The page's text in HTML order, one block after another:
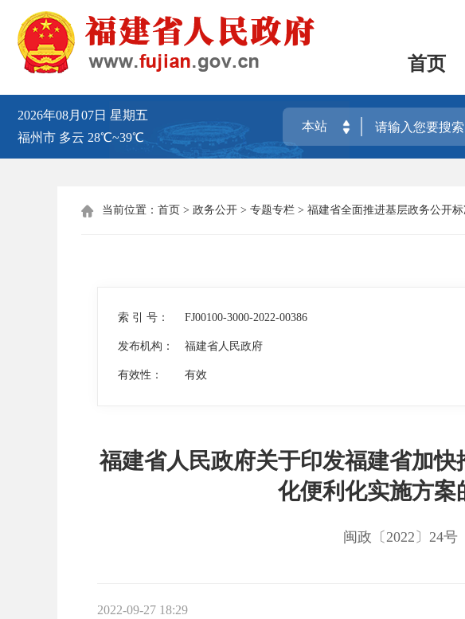
首页
2026年08月07日 星期五
福州市 多云 28℃~39℃
 当前位置： 首页 > 政务公开 > 专题专栏 > 福建省全面推进基层政务公开
索 引 号： FJ00100-3000-2022-00386
发布机构： 福建省人民政府
有效性： 有效
福建省人民政府关于印发福建省加
化便利化实施方案
闽政〔2022〕24号
2022-09-27 18:29